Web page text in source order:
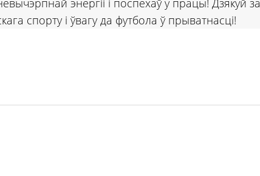
спорту і ўвагу да футбола ў прыватнасці!